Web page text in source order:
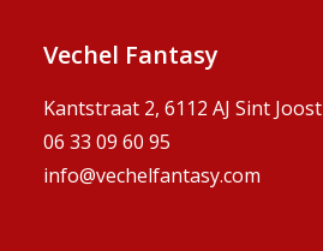
Vechel Fantasy
Kantstraat 2, 6112 AJ Sint Joost
06 33 09 60 95
info@vechelfantasy.com